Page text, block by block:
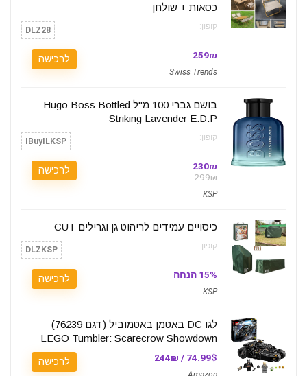
כסאות + שולחן
קופון: DLZ28
259₪
Swiss Trends
לרכישה
בושם גברי 100 מ"ל Hugo Boss Bottled
Striking Lavender E.D.P
קופון: IBuyILKSP
230₪
299₪
KSP
לרכישה
כיסויים עמידים לריהוט גן וגרילים CUT
קופון: DLZKSP
15% הנחה
KSP
לרכישה
לגו DC באטמן באטמוביל (דגם 76239)
LEGO Tumbler: Scarecrow Showdown
74.99$ / 244₪ לרכישה